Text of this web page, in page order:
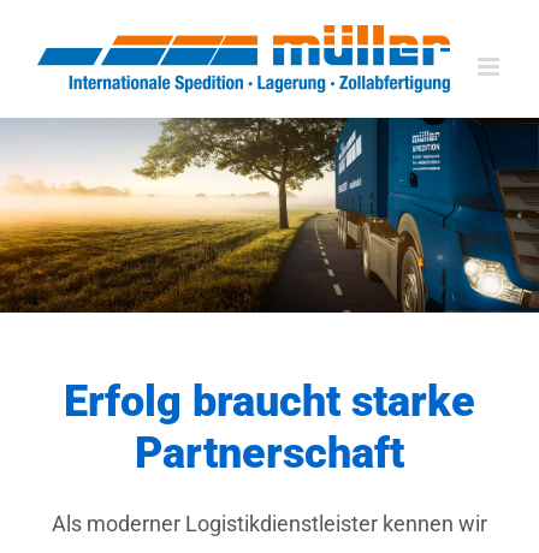
Inhalt
Erfolg braucht starke
Partnerschaft
Als moderner Logistikdienstleister kennen wir